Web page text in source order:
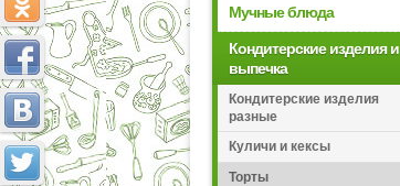
Мучные блюда
Кондитерские изделия и
выпечка
Кондитерские изделия
разные
Куличи и кексы
Торты